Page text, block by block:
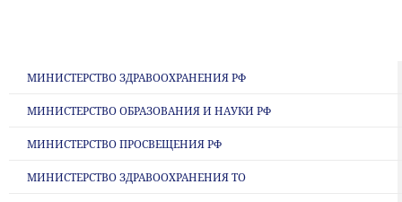
МИНИСТЕРСТВО ЗДРАВООХРАНЕНИЯ РФ
МИНИСТЕРСТВО ОБРАЗОВАНИЯ И НАУКИ РФ
МИНИСТЕРСТВО ПРОСВЕЩЕНИЯ РФ
МИНИСТЕРСТВО ЗДРАВООХРАНЕНИЯ ТО